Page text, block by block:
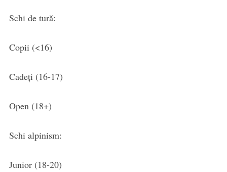
Schi de tură:
Copii (<16)
Cadeți (16-17)
Open (18+)
Schi alpinism:
Junior (18-20)